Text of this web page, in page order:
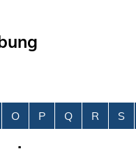
O P Q R S